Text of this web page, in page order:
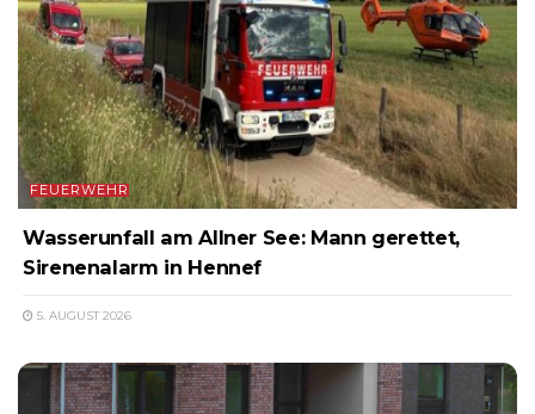
FEUERWEHR
Wasserunfall am Allner See: Mann gerettet,
Sirenenalarm in Hennef
5. AUGUST 2026